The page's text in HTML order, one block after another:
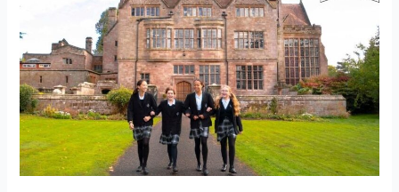
อังกฤษ
Adcote
School
for
Girls